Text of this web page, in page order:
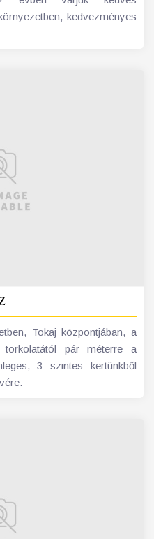
kedvezményes
Tokaj központjában, a
pár méterre a
3 szintes kertünkből